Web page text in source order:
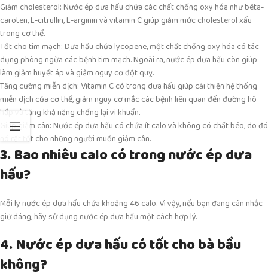
Giảm cholesterol: Nước ép dưa hấu chứa các chất chống oxy hóa như bêta-
caroten, L-citrullin, L-arginin và vitamin C giúp giảm mức cholesterol xấu
trong cơ thể.
Tốt cho tim mạch: Dưa hấu chứa lycopene, một chất chống oxy hóa có tác
dụng phòng ngừa các bệnh tim mạch. Ngoài ra, nước ép dưa hấu còn giúp
làm giảm huyết áp và giảm nguy cơ đột quỵ.
Tăng cường miễn dịch: Vitamin C có trong dưa hấu giúp cải thiện hệ thống
miễn dịch của cơ thể, giảm nguy cơ mắc các bệnh liên quan đến đường hô
hấp và tăng khả năng chống lại vi khuẩn.
Giúp giảm cân: Nước ép dưa hấu có chứa ít calo và không có chất béo, do đó
nó rất tốt cho những người muốn giảm cân.
3. Bao nhiêu calo có trong nước ép dưa
hấu?
Mỗi ly nước ép dưa hấu chứa khoảng 46 calo. Vì vậy, nếu bạn đang cân nhắc
giữ dáng, hãy sử dụng nước ép dưa hấu một cách hợp lý.
4. Nước ép dưa hấu có tốt cho bà bầu
không?